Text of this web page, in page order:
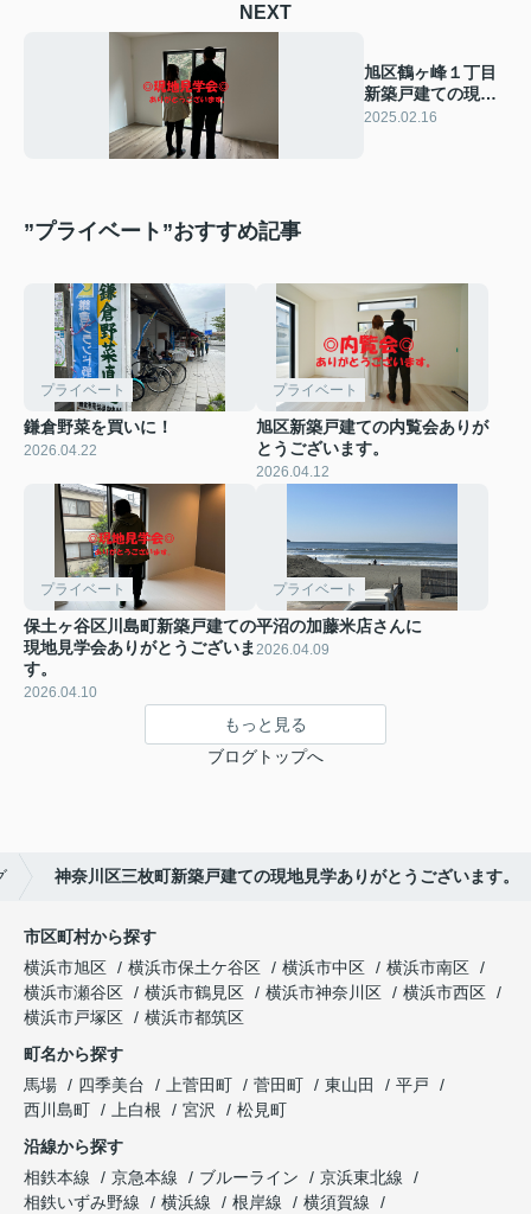
NEXT
旭区鶴ヶ峰１丁目
新築戸建ての現地
見学会ありがとう
2025.02.16
”プライベート”おすすめ記事
プライベート
鎌倉野菜を買いに！
2026.04.22
プライベート
旭区新築戸建ての内覧会ありが
とうございます。
2026.04.12
プライベート
保土ヶ谷区川島町新築戸建ての
現地見学会ありがとうございま
す。
2026.04.10
プライベート
平沼の加藤米店さんに
2026.04.09
もっと見る
ブログトップへ
神奈川区三枚町新築戸建ての現地見学ありがとうございます。
市区町村から探す
横浜市旭区
横浜市保土ケ谷区 横浜市中区
横浜市南区
横浜市瀬谷区
横浜市鶴見区 横浜市神奈川区
横浜市西区
横浜市戸塚区
横浜市都筑区
町名から探す
馬場
四季美台 上菅田町 菅田町 東山田
平戸
西川島町
上白根 宮沢
松見町
沿線から探す
相鉄本線
京急本線 ブルーライン
京浜東北線
相鉄いずみ野線
横浜線 根岸線
横須賀線